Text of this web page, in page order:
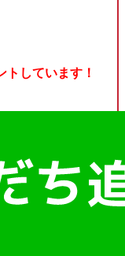
しています！